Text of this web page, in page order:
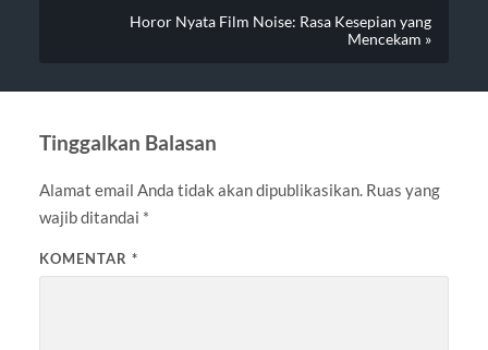
Horor Nyata Film Noise: Rasa Kesepian yang
Mencekam »
Tinggalkan Balasan
Alamat email Anda tidak akan dipublikasikan. Ruas yang
wajib ditandai *
KOMENTAR *